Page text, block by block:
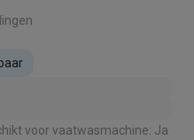
voor vaatwasmachine: Ja